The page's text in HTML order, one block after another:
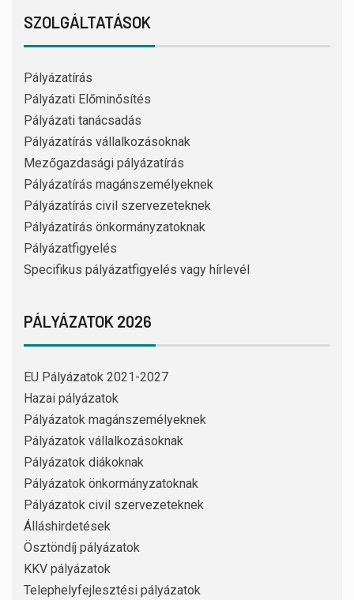
SZOLGÁLTATÁSOK
Pályázatírás
Pályázati Előminősítés
Pályázati tanácsadás
Pályázatírás vállalkozásoknak
Mezőgazdasági pályázatírás
Pályázatírás magánszemélyeknek
Pályázatírás civil szervezeteknek
Pályázatírás önkormányzatoknak
Pályázatfigyelés
Specifikus pályázatfigyelés vagy hírlevél
PÁLYÁZATOK 2026
EU Pályázatok 2021-2027
Hazai pályázatok
Pályázatok magánszemélyeknek
Pályázatok vállalkozásoknak
Pályázatok diákoknak
Pályázatok önkormányzatoknak
Pályázatok civil szervezeteknek
Álláshirdetések
Ösztöndíj pályázatok
KKV pályázatok
Telephelyfejlesztési pályázatok